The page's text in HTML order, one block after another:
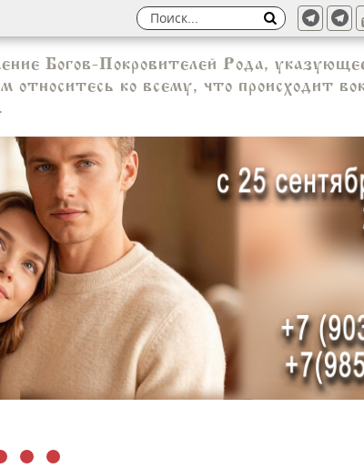
Богов-Покровителей Рода,
ко всему, что происходит